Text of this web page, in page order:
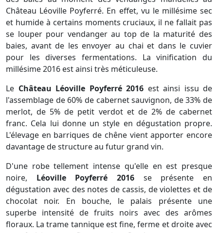
Château Léoville Poyferré. En effet, vu le millésime sec
et humide à certains moments cruciaux, il ne fallait pas
se louper pour vendanger au top de la maturité des
baies, avant de les envoyer au chai et dans le cuvier
pour les diverses fermentations. La vinification du
millésime 2016 est ainsi très méticuleuse.
Le Château Léoville Poyferré 2016 est ainsi issu de
l'assemblage de 60% de cabernet sauvignon, de 33% de
merlot, de 5% de petit verdot et de 2% de cabernet
franc. Cela lui donne un style en dégustation propre.
L'élevage en barriques de chêne vient apporter encore
davantage de structure au futur grand vin.
D'une robe tellement intense qu'elle en est presque
noire, Léoville Poyferré 2016 se présente en
dégustation avec des notes de cassis, de violettes et de
chocolat noir. En bouche, le palais présente une
superbe intensité de fruits noirs avec des arômes
floraux. La trame tannique est fine, ferme et droite avec